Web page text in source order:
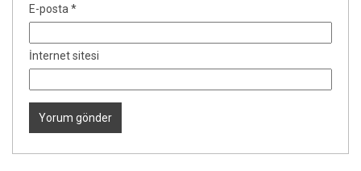
E-posta *
İnternet sitesi